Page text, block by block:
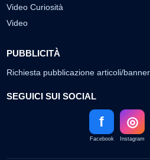
Video Curiosità
Video
PUBBLICITÀ
Richiesta pubblicazione articoli/banner
SEGUICI SUI SOCIAL
f
Facebook
◎
Instagram